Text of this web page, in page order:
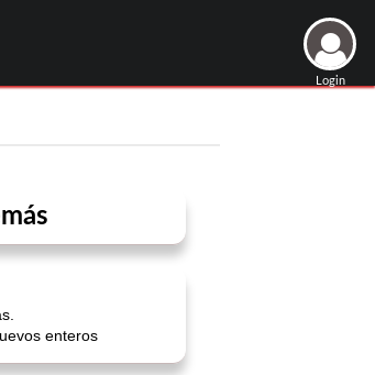
Login
enteros